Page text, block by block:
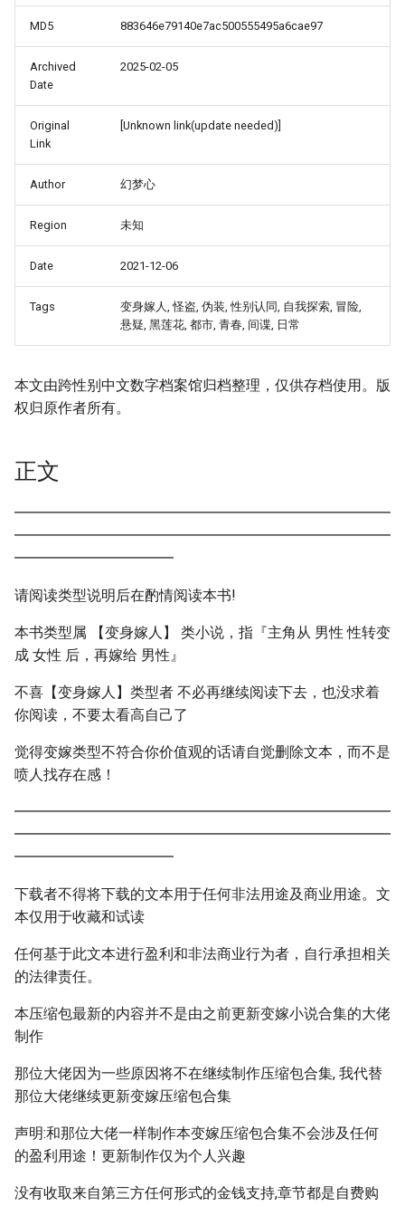
MD5 883646e79140e7ac500555495a6cae97
Archived
Date
2025-02-05
Original
Link
[Unknown link(update needed)]
Author 幻梦心
Region 未知
Date 2021-12-06
Tags
变身嫁人, 怪盗, 伪装, 性别认同, 自我探索, 冒险,
悬疑, 黑莲花, 都市, 青春, 间谍, 日常
本文由跨性别中文数字档案馆归档整理，仅供存档使用。版
权归原作者所有。
正文
━━━━━━━━━━━━━━━━━━━━━━━━━━
━━━━━━━━━━━━━━━━━━━━━━━━━━
━━━━━━━━━━━
请阅读类型说明后在酌情阅读本书!
本书类型属 【变身嫁人】 类小说，指『主角从 男性 性转变
成 女性 后，再嫁给 男性』
不喜【变身嫁人】类型者 不必再继续阅读下去，也没求着
你阅读，不要太看高自己了
觉得变嫁类型不符合你价值观的话请自觉删除文本，而不是
喷人找存在感！
━━━━━━━━━━━━━━━━━━━━━━━━━━
━━━━━━━━━━━━━━━━━━━━━━━━━━
━━━━━━━━━━━
下载者不得将下载的文本用于任何非法用途及商业用途。文
本仅用于收藏和试读
任何基于此文本进行盈利和非法商业行为者，自行承担相关
的法律责任。
本压缩包最新的内容并不是由之前更新变嫁小说合集的大佬
制作
那位大佬因为一些原因将不在继续制作压缩包合集, 我代替
那位大佬继续更新变嫁压缩包合集
声明:和那位大佬一样制作本变嫁压缩包合集不会涉及任何
的盈利用途！更新制作仅为个人兴趣
没有收取来自第三方任何形式的金钱支持,章节都是自费购